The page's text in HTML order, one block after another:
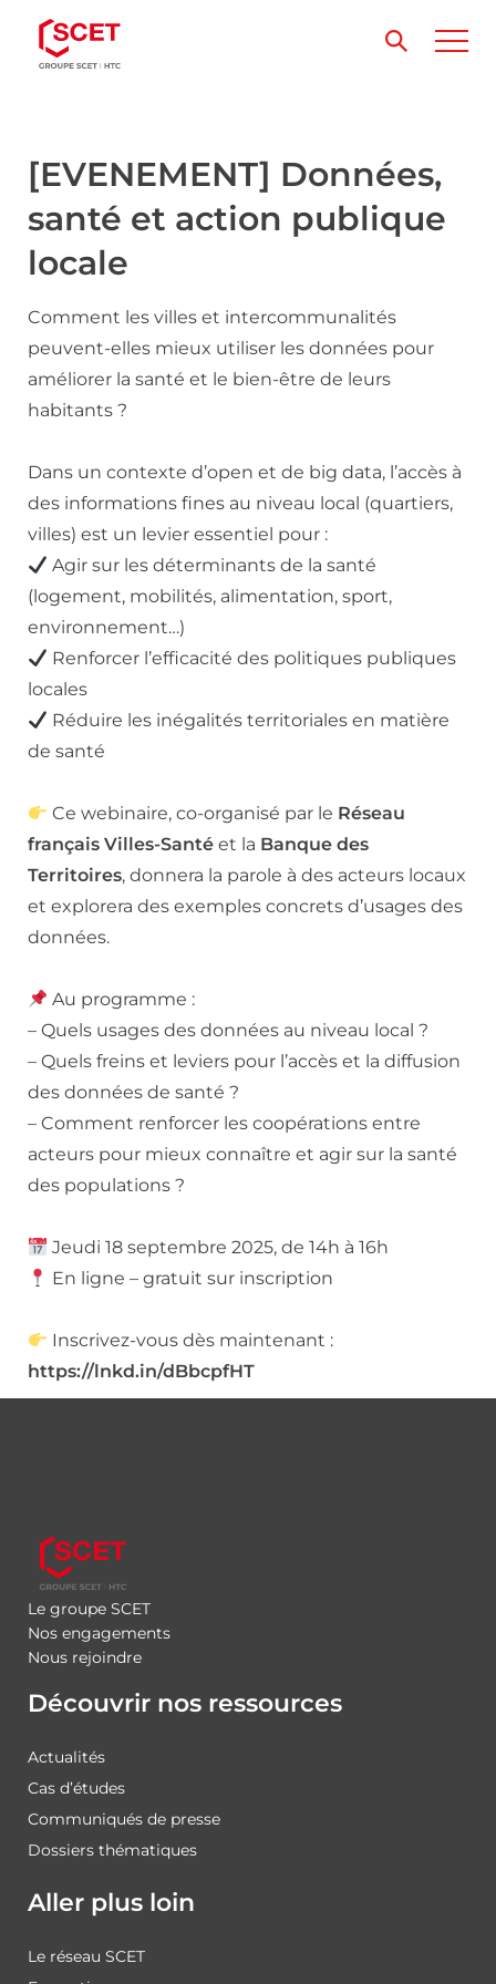
[EVENEMENT] Données,
santé et action publique
locale
Comment les villes et intercommunalités
peuvent-elles mieux utiliser les données pour
améliorer la santé et le bien-être de leurs
habitants ?
Dans un contexte d’open et de big data, l’accès à
des informations fines au niveau local (quartiers,
villes) est un levier essentiel pour :
Agir sur les déterminants de la santé
(logement, mobilités, alimentation, sport,
environnement…)
Renforcer l’efficacité des politiques publiques
locales
Réduire les inégalités territoriales en matière
de santé
Ce webinaire, co-organisé par le Réseau
français Villes-Santé et la Banque des
Territoires, donnera la parole à des acteurs locaux
et explorera des exemples concrets d’usages des
données.
Au programme :
– Quels usages des données au niveau local ?
– Quels freins et leviers pour l’accès et la diffusion
des données de santé ?
– Comment renforcer les coopérations entre
acteurs pour mieux connaître et agir sur la santé
des populations ?
Jeudi 18 septembre 2025, de 14h à 16h
En ligne – gratuit sur inscription
Inscrivez-vous dès maintenant :
https://lnkd.in/dBbcpfHT
Le groupe SCET
Nos engagements
Nous rejoindre
Découvrir nos ressources
Actualités
Cas d’études
Communiqués de presse
Dossiers thématiques
Aller plus loin
Le réseau SCET